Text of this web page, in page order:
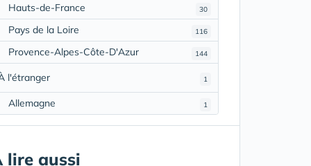
30
Hauts-de-France
116
Pays de la Loire
144
Provence-Alpes-Côte-D'Azur
1
l'étranger
1
Allemagne
lire aussi